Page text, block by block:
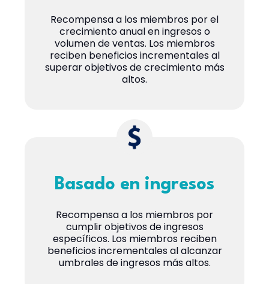
Recompensa a los miembros por el
crecimiento anual en ingresos o
volumen de ventas. Los miembros
reciben beneficios incrementales al
superar objetivos de crecimiento más
altos.
Basado en ingresos
Recompensa a los miembros por
cumplir objetivos de ingresos
específicos. Los miembros reciben
beneficios incrementales al alcanzar
umbrales de ingresos más altos.